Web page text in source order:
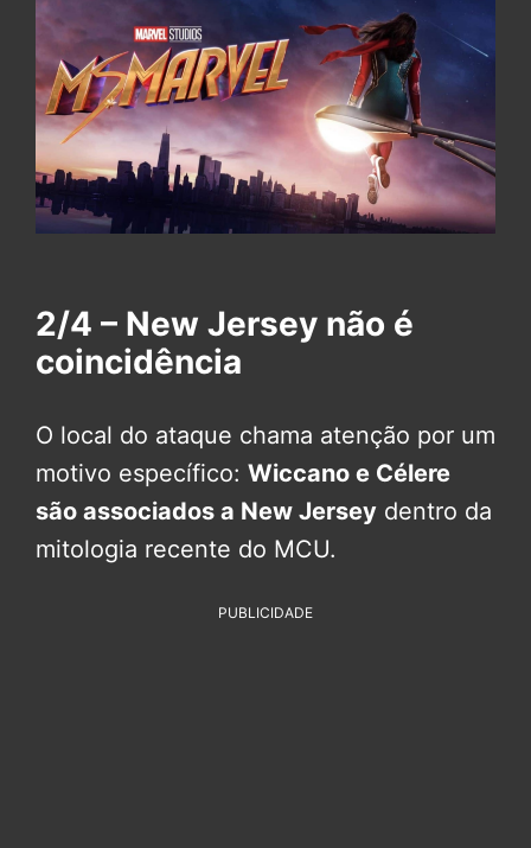
2/4 – New Jersey não é
coincidência
O local do ataque chama atenção por um
motivo específico: Wiccano e Célere
são associados a New Jersey dentro da
mitologia recente do MCU.
PUBLICIDADE